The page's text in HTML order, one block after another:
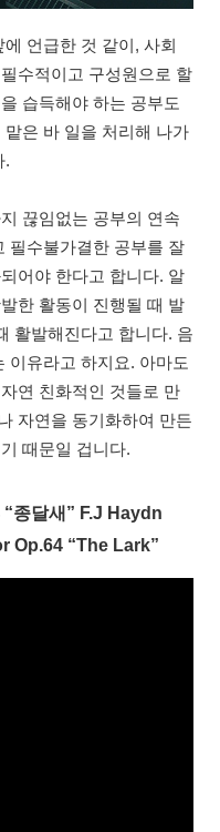
언급한 것 같이, 사회
수적이고 구성원으로 할
습득해야 하는 공부도
은 바 일을 처리해 나가
.
끊임없는 공부의 연속
필수불가결한 공부를 잘
어야 한다고 합니다. 알
한 활동이 진행될 때 발
활발해진다고 합니다. 음
이유라고 하지요. 아마도
연 친화적인 것들로 만
자연을 동기화하여 만든
때문일 겁니다.
종달새” F.J Haydn
Op.64 “The Lark”